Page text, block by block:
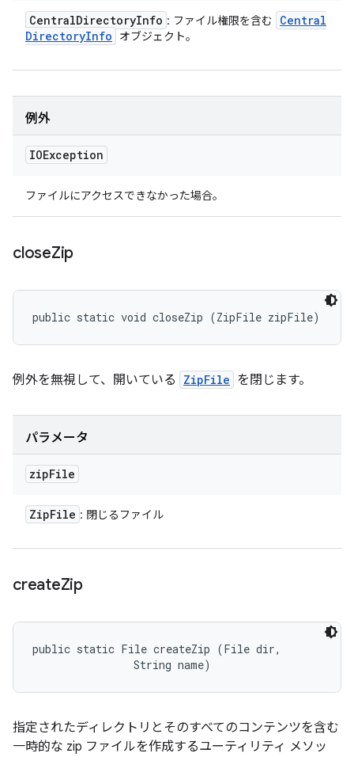
CentralDirectoryInfo : ファイル権限を含む
Central
DirectoryInfo オブジェクト。
例外
IOException
ファイルにアクセスできなかった場合。
closeZip
public static void closeZip (ZipFile zipFile)
例外を無視して、開いている ZipFile を閉じます。
パラメータ
zipFile
ZipFile : 閉じるファイル
createZip
public static File createZip (File dir,
                String name)
指定されたディレクトリとそのすべてのコンテンツを含む
一時的な zip ファイルを作成するユーティリティ メソッ